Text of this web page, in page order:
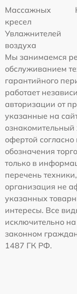
Массажных
кресел
Увлажнителей
воздуха
Мы занимаемся
обслуживанием
гарантийного
работает
авторизации от
указанные на
ознакомительный
офертой
обозначения
только в
перечень
организация не
указанных
интересы. Все
исключительно
законном
1487 ГК РФ.